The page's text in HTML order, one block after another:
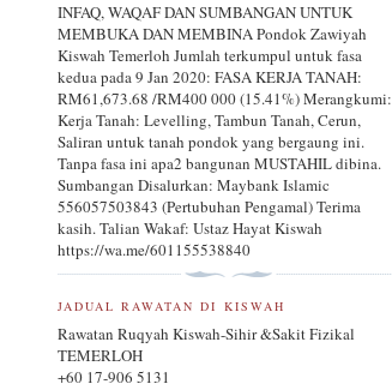
INFAQ, WAQAF DAN SUMBANGAN UNTUK
MEMBUKA DAN MEMBINA Pondok Zawiyah
Kiswah Temerloh Jumlah terkumpul untuk fasa
kedua pada 9 Jan 2020: FASA KERJA TANAH:
RM61,673.68 /RM400 000 (15.41%) Merangkumi:
Kerja Tanah: Levelling, Tambun Tanah, Cerun,
Saliran untuk tanah pondok yang bergaung ini.
Tanpa fasa ini apa2 bangunan MUSTAHIL dibina.
Sumbangan Disalurkan: Maybank Islamic
556057503843 (Pertubuhan Pengamal) Terima
kasih. Talian Wakaf: Ustaz Hayat Kiswah
https://wa.me/601155538840
JADUAL RAWATAN DI KISWAH
Rawatan Ruqyah Kiswah-Sihir &Sakit Fizikal
TEMERLOH
+60 17-906 5131